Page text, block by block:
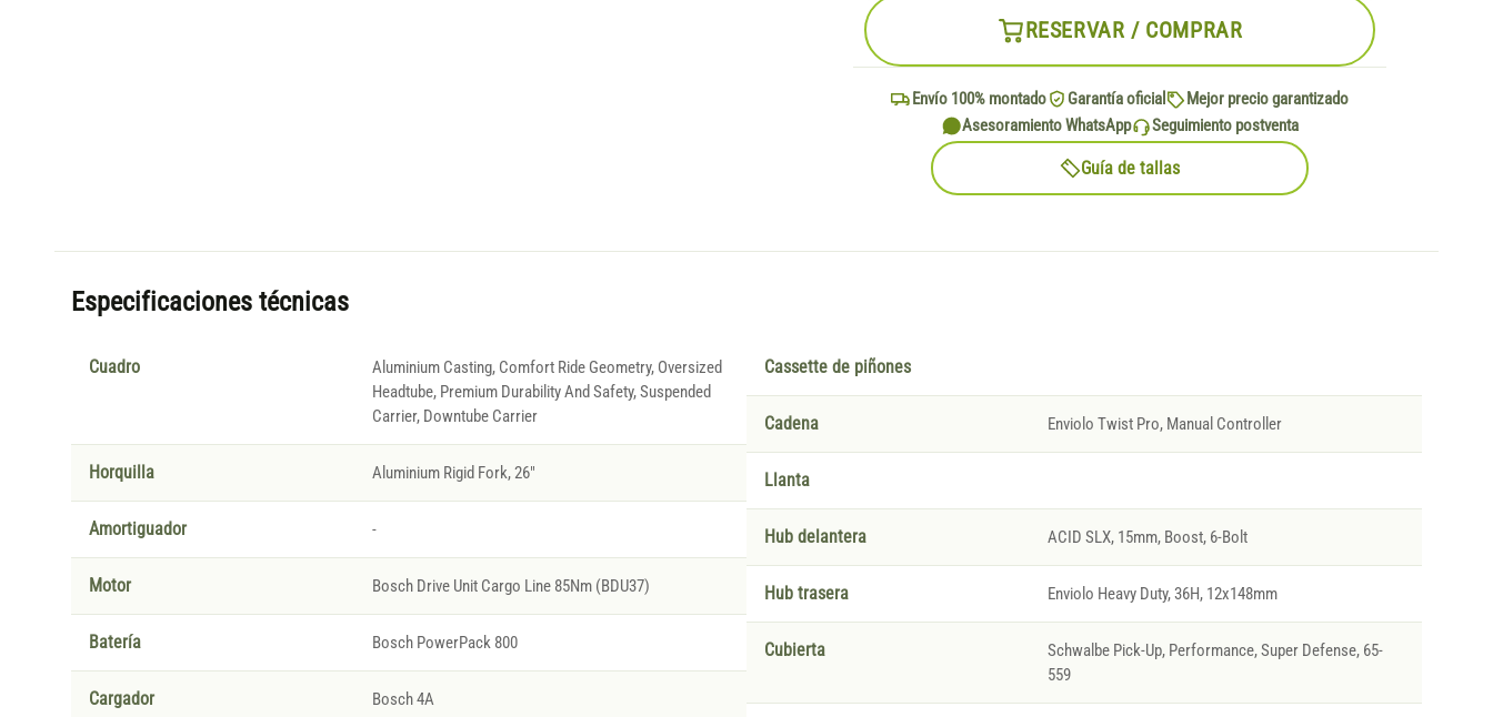
RESERVAR / COMPRAR
Envío 100% montado Garantía oficial
Mejor precio garantizado
Asesoramiento WhatsApp
Seguimiento postventa
Guía de tallas
Especificaciones técnicas
Cuadro
Aluminium Casting, Comfort Ride Geometry, Oversized
Headtube, Premium Durability And Safety, Suspended
Carrier, Downtube Carrier
Horquilla Aluminium Rigid Fork, 26"
Amortiguador -
Motor Bosch Drive Unit Cargo Line 85Nm (BDU37)
Batería Bosch PowerPack 800
Cargador Bosch 4A
Cassette de piñones
Cadena Enviolo Twist Pro, Manual Controller
Llanta
Hub delantera ACID SLX, 15mm, Boost, 6-Bolt
Hub trasera Enviolo Heavy Duty, 36H, 12x148mm
Cubierta
Schwalbe Pick-Up, Performance, Super Defense, 65-
559